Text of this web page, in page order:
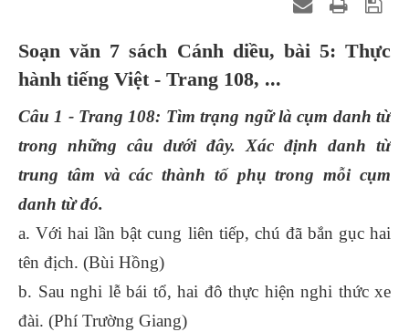
Soạn văn 7 sách Cánh diều, bài 5: Thực
hành tiếng Việt - Trang 108, ...
Câu 1 - Trang 108: Tìm trạng ngữ là cụm danh từ
trong những câu dưới đây. Xác định danh từ
trung tâm và các thành tố phụ trong mỗi cụm
danh từ đó.
a. Với hai lần bật cung liên tiếp, chú đã bắn gục hai
tên địch. (Bùi Hồng)
b. Sau nghi lễ bái tổ, hai đô thực hiện nghi thức xe
đài. (Phí Trường Giang)